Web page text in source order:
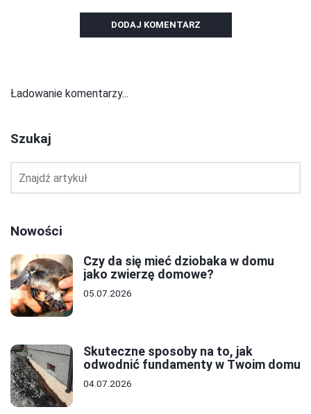
DODAJ KOMENTARZ
Ładowanie komentarzy...
Szukaj
Nowości
Czy da się mieć dziobaka w domu
jako zwierzę domowe?
05.07.2026
Skuteczne sposoby na to, jak
odwodnić fundamenty w Twoim domu
04.07.2026